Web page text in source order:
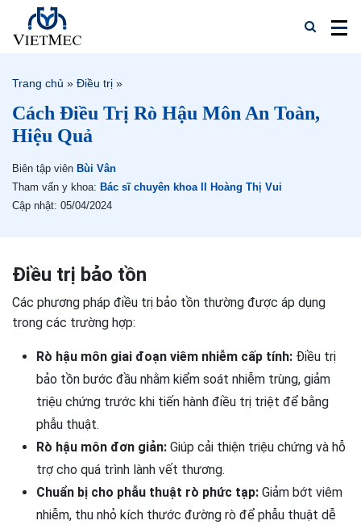
Trang chủ » Điều trị »
Cách Điều Trị Rò Hậu Môn An Toàn,
Hiệu Quả
Biên tập viên Bùi Vân
Tham vấn y khoa: Bác sĩ chuyên khoa II Hoàng Thị Vui
Cập nhật: 05/04/2024
Điều trị bảo tồn
Các phương pháp điều trị bảo tồn thường được áp dụng
trong các trường hợp:
Rò hậu môn giai đoạn viêm nhiễm cấp tính: Điều trị
bảo tồn bước đầu nhằm kiểm soát nhiễm trùng, giảm
triệu chứng trước khi tiến hành điều trị triệt để bằng
phẫu thuật.
Rò hậu môn đơn giản: Giúp cải thiện triệu chứng và hỗ
trợ cho quá trình lành vết thương.
Chuẩn bị cho phẫu thuật rò phức tạp: Giảm bớt viêm
nhiễm, thu nhỏ kích thước đường rò để phẫu thuật dễ